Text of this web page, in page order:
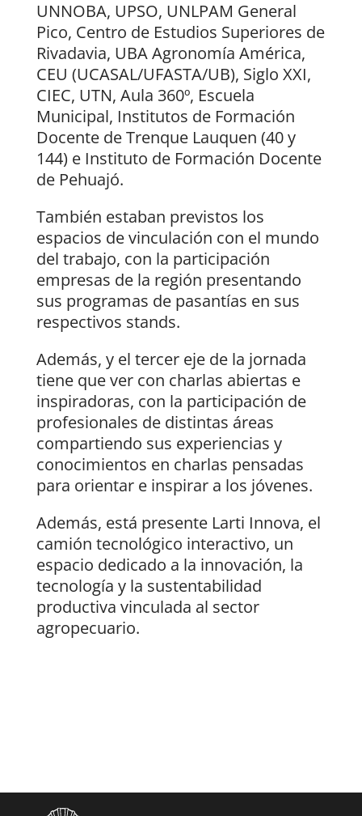
UNNOBA, UPSO, UNLPAM General
Pico, Centro de Estudios Superiores de
Rivadavia, UBA Agronomía América,
CEU (UCASAL/UFASTA/UB), Siglo XXI,
CIEC, UTN, Aula 360º, Escuela
Municipal, Institutos de Formación
Docente de Trenque Lauquen (40 y
144) e Instituto de Formación Docente
de Pehuajó.
También estaban previstos los
espacios de vinculación con el mundo
del trabajo, con la participación
empresas de la región presentando
sus programas de pasantías en sus
respectivos stands.
Además, y el tercer eje de la jornada
tiene que ver con charlas abiertas e
inspiradoras, con la participación de
profesionales de distintas áreas
compartiendo sus experiencias y
conocimientos en charlas pensadas
para orientar e inspirar a los jóvenes.
Además, está presente Larti Innova, el
camión tecnológico interactivo, un
espacio dedicado a la innovación, la
tecnología y la sustentabilidad
productiva vinculada al sector
agropecuario.